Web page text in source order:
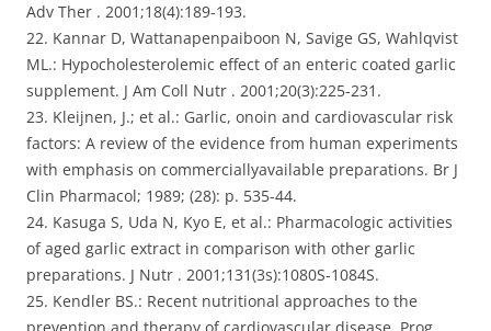
Adv Ther . 2001;18(4):189-193.
22. Kannar D, Wattanapenpaiboon N, Savige GS, Wahlqvist
ML.: Hypocholesterolemic effect of an enteric coated garlic
supplement. J Am Coll Nutr . 2001;20(3):225-231.
23. Kleijnen, J.; et al.: Garlic, onoin and cardiovascular risk
factors: A review of the evidence from human experiments
with emphasis on commerciallyavailable preparations. Br J
Clin Pharmacol; 1989; (28): p. 535-44.
24. Kasuga S, Uda N, Kyo E, et al.: Pharmacologic activities
of aged garlic extract in comparison with other garlic
preparations. J Nutr . 2001;131(3s):1080S-1084S.
25. Kendler BS.: Recent nutritional approaches to the